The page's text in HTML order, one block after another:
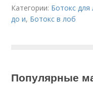
Категории: Ботокс для
до и, Ботокс в лоб
Популярные